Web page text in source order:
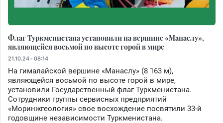
Флаг Туркменистана установили на вершине «Манаслу»,
являющейся восьмой по высоте горой в мире
21.10.24 - 08:14
На гималайской вершине «Манаслу» (8 163 м),
являющейся восьмой по высоте горой в мире,
установили Государственный флаг Туркменистана.
Сотрудники группы сервисных предприятий
«Моринжгеология» свое восхождение посвятили 33-й
годовщине независимости Туркменистана.